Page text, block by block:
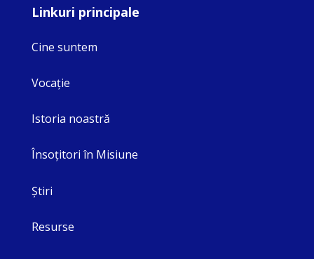
Linkuri principale
Cine suntem
Vocaţie
Istoria noastră
Însoţitori în Misiune
Ştiri
Resurse